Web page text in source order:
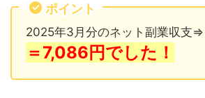
ポイント
2025年3月分のネット副業収支⇒
＝7,086円でした！